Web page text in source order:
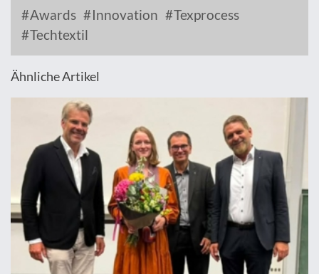
Awards Innovation
Texprocess
Techtextil
Ähnliche Artikel